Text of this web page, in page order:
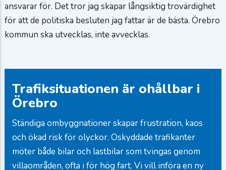
ansvarar för. Det tror jag skapar långsiktig trovärdighet
för att de politiska besluten jag fattar är de bästa. Örebro
kommun ska utvecklas, inte avvecklas.
Trafiksituationen är ohållbar i
Örebro
Ständiga ombyggnationer skapar frustration, kaos
och ökad risk för olyckor. Oskyddade trafikanter
möter både bilar och lastbilar som tvingas genom
villaområden, ofta i för hög fart. Vi vill införa en ny